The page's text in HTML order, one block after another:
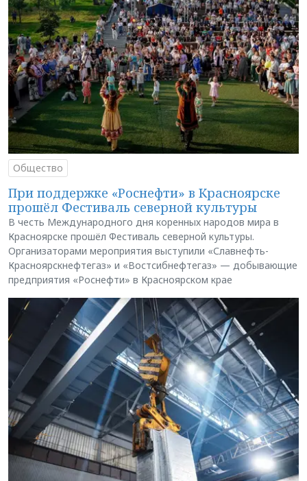
Общество
При поддержке «Роснефти» в Красноярске
прошёл Фестиваль северной культуры
В честь Международного дня коренных народов мира в
Красноярске прошёл Фестиваль северной культуры.
Организаторами мероприятия выступили «Славнефть-
Красноярскнефтегаз» и «Востсибнефтегаз» — добывающие
предприятия «Роснефти» в Красноярском крае